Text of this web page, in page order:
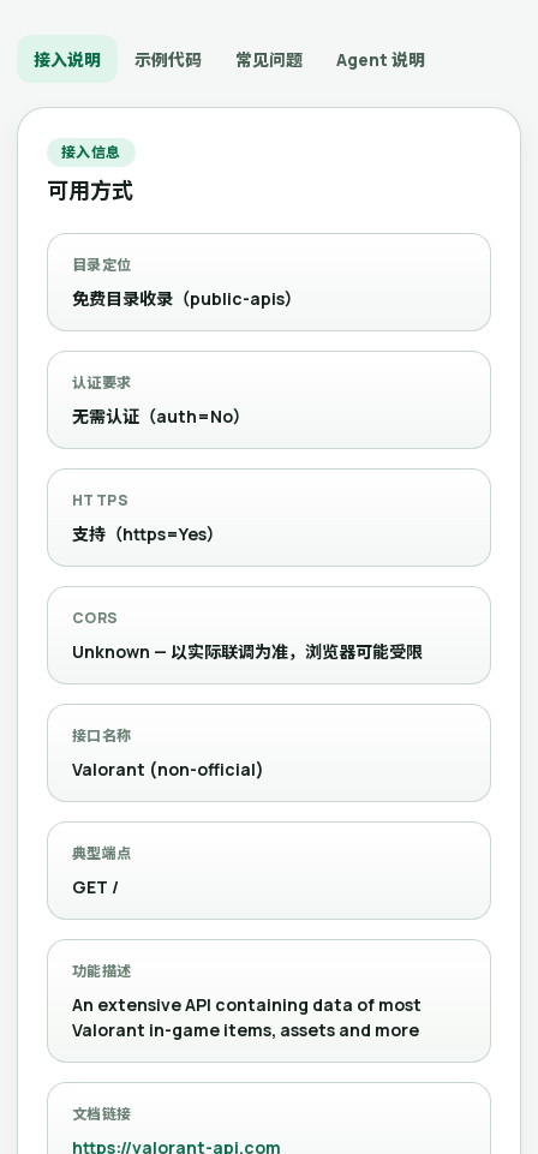
接入说明 示例代码 常见问题 Agent 说明
接入信息
可用方式
目录定位
免费目录收录（public-apis）
认证要求
无需认证（auth=No）
HTTPS
支持（https=Yes）
CORS
Unknown — 以实际联调为准，浏览器可能受限
接口名称
Valorant (non-official)
典型端点
GET /
功能描述
An extensive API containing data of most
Valorant in-game items, assets and more
文档链接
https://valorant-api.com